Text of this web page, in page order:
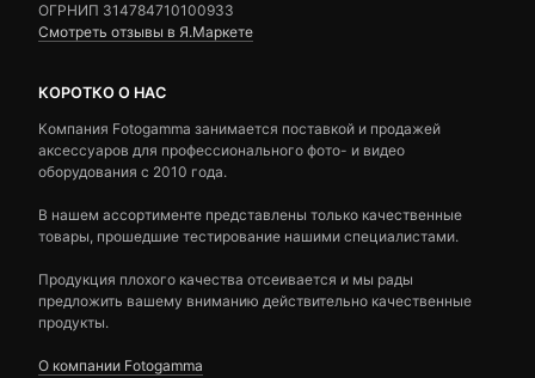
ОГРНИП 314784710100933
Смотреть отзывы в Я.Маркете
КОРОТКО О НАС
Компания Fotogamma занимается поставкой и продажей
аксессуаров для профессионального фото- и видео
оборудования с 2010 года.
В нашем ассортименте представлены только качественные
товары, прошедшие тестирование нашими специалистами.
Продукция плохого качества отсеивается и мы рады
предложить вашему вниманию действительно качественные
продукты.
О компании Fotogamma